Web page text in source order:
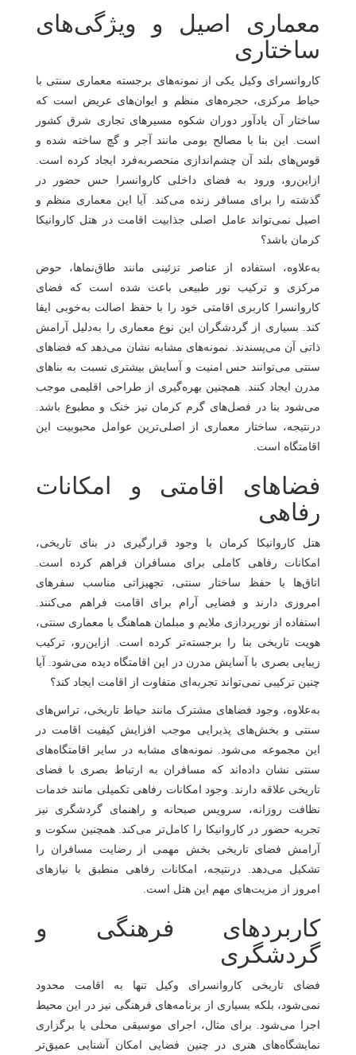
معماری اصیل و ویژگی‌های
ساختاری
کاروانسرای وکیل یکی از نمونه‌های برجسته معماری سنتی با
حیاط مرکزی، حجره‌های منظم و ایوان‌های عریض است که
ساختار آن یادآور دوران شکوه مسیرهای تجاری شرق کشور
است. این بنا با مصالح بومی مانند آجر و گچ ساخته شده و
قوس‌های بلند آن چشم‌اندازی منحصربه‌فرد ایجاد کرده است.
ازاین‌رو، ورود به فضای داخلی کاروانسرا حس حضور در
گذشته را برای مسافر زنده می‌کند. آیا این معماری منظم و
اصیل نمی‌تواند عامل اصلی جذابیت اقامت در هتل کاروانیکا
کرمان باشد؟
به‌علاوه، استفاده از عناصر تزئینی مانند طاق‌نماها، حوض
مرکزی و ترکیب نور طبیعی باعث شده است که فضای
کاروانسرا کاربری اقامتی خود را با حفظ اصالت به‌خوبی ایفا
کند. بسیاری از گردشگران این نوع معماری را به‌دلیل آرامش
ذاتی آن می‌پسندند. نمونه‌های مشابه نشان می‌دهد که فضاهای
سنتی می‌توانند حس امنیت و آسایش بیشتری نسبت به بناهای
مدرن ایجاد کنند. همچنین بهره‌گیری از طراحی اقلیمی موجب
می‌شود بنا در فصل‌های گرم کرمان نیز خنک و مطبوع باشد.
درنتیجه، ساختار معماری از اصلی‌ترین عوامل محبوبیت این
اقامتگاه است.
فضاهای اقامتی و امکانات
رفاهی
هتل کاروانیکا کرمان با وجود قرارگیری در بنای تاریخی،
امکانات رفاهی کاملی برای مسافران فراهم کرده است.
اتاق‌ها با حفظ ساختار سنتی، تجهیزاتی مناسب سفرهای
امروزی دارند و فضایی آرام برای اقامت فراهم می‌کنند.
استفاده از نورپردازی ملایم و مبلمان هماهنگ با معماری سنتی،
هویت تاریخی بنا را برجسته‌تر کرده است. ازاین‌رو، ترکیب
زیبایی بصری با آسایش مدرن در این اقامتگاه دیده می‌شود. آیا
چنین ترکیبی نمی‌تواند تجربه‌ای متفاوت از اقامت ایجاد کند؟
به‌علاوه، وجود فضاهای مشترک مانند حیاط تاریخی، تراس‌های
سنتی و بخش‌های پذیرایی موجب افزایش کیفیت اقامت در
این مجموعه می‌شود. نمونه‌های مشابه در سایر اقامتگاه‌های
سنتی نشان داده‌اند که مسافران به ارتباط بصری با فضای
تاریخی علاقه دارند. وجود امکانات رفاهی تکمیلی مانند خدمات
نظافت روزانه، سرویس صبحانه و راهنمای گردشگری نیز
تجربه حضور در کاروانیکا را کامل‌تر می‌کند. همچنین سکوت و
آرامش فضای تاریخی بخش مهمی از رضایت مسافران را
تشکیل می‌دهد. درنتیجه، امکانات رفاهی منطبق با نیازهای
امروز از مزیت‌های مهم این هتل است.
کاربردهای فرهنگی و
گردشگری
فضای تاریخی کاروانسرای وکیل تنها به اقامت محدود
نمی‌شود، بلکه بسیاری از برنامه‌های فرهنگی نیز در این محیط
اجرا می‌شود. برای مثال، اجرای موسیقی محلی یا برگزاری
نمایشگاه‌های هنری در چنین فضایی امکان آشنایی عمیق‌تر